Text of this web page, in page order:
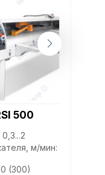
500
м/мин:
(300)
типа файлов
«технические
которых
выбор настроек на
периода Сайт
Вы вправе
файлов cookie
в любое
перехода по
части
cookie».
тем как
ознакомиться с